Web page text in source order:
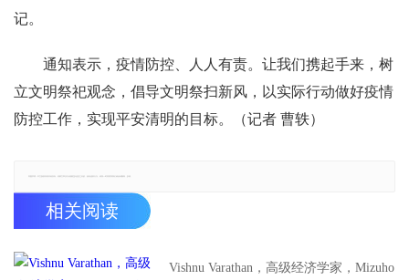
记。
通知表示，疫情防控、人人有责。让我们携起手来，树
立文明祭祀观念，倡导文明祭扫新风，以实际行动做好疫情
防控工作，实现平安清明的目标。（记者 曹轶）
相关阅读
Vishnu Varathan，高级经济学家，Mizuho